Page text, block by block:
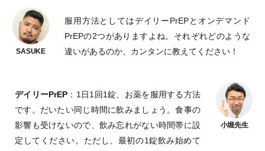
服用方法としてはデイリーPrEPとオンデマンド
PrEPの2つがありますよね。それぞれどのような
違いがあるのか、カンタンに教えてください！
デイリーPrEP ：1日1回1錠、お薬を服用する方法
です。だいたい同じ時間に飲みましょう。食事の
影響も受けないので、飲み忘れがない時間帯に設
定してください。ただし、最初の1錠飲み始めて